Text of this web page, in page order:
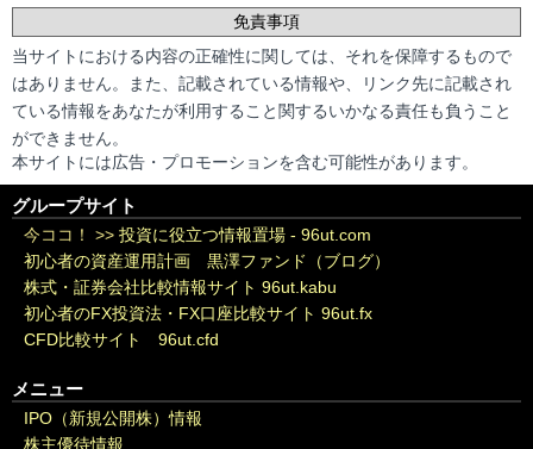
免責事項
当サイトにおける内容の正確性に関しては、それを保障するもので
はありません。また、記載されている情報や、リンク先に記載され
ている情報をあなたが利用すること関するいかなる責任も負うこと
ができません。
本サイトには広告・プロモーションを含む可能性があります。
グループサイト
今ココ！ >> 投資に役立つ情報置場 - 96ut.com
初心者の資産運用計画 黒澤ファンド（ブログ）
株式・証券会社比較情報サイト 96ut.kabu
初心者のFX投資法・FX口座比較サイト 96ut.fx
CFD比較サイト 96ut.cfd
メニュー
IPO（新規公開株）情報
株主優待情報